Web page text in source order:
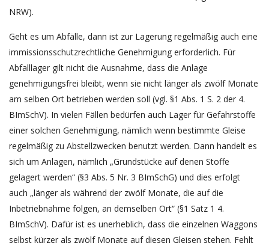
NRW).
Geht es um Abfälle, dann ist zur Lagerung regelmäßig auch eine
immissionsschutzrechtliche Genehmigung erforderlich. Für
Abfalllager gilt nicht die Ausnahme, dass die Anlage
genehmigungsfrei bleibt, wenn sie nicht länger als zwölf Monate
am selben Ort betrieben werden soll (vgl. §1 Abs. 1 S. 2 der 4.
BImSchV). In vielen Fällen bedürfen auch Lager für Gefahrstoffe
einer solchen Genehmigung, nämlich wenn bestimmte Gleise
regelmäßig zu Abstellzwecken benutzt werden. Dann handelt es
sich um Anlagen, nämlich „Grundstücke auf denen Stoffe
gelagert werden“ (§3 Abs. 5 Nr. 3 BImSchG) und dies erfolgt
auch „länger als während der zwölf Monate, die auf die
Inbetriebnahme folgen, an demselben Ort“ (§1 Satz 1 4.
BImSchV). Dafür ist es unerheblich, dass die einzelnen Waggons
selbst kürzer als zwölf Monate auf diesen Gleisen stehen. Fehlt